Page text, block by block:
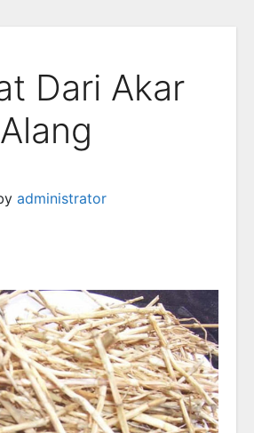
Dari Akar
administrator